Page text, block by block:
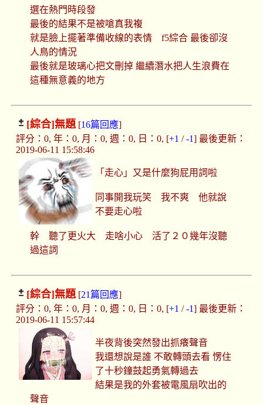
選在熱門時段發
最後的結果不是被嗆真我複
就是臉上擺著準備收線的表情 f5綜合 最後卻沒
人鳥的情況
最後就是玻璃心把文刪掉 繼續潛水把人生浪費在
這種無意義的地方
[綜合]無題[16篇回應]
評分：0, 年：0, 月：0, 週：0, 日：0, [+1 /-1] 最後更新：
2019-06-11 15:58:46
「走心」又是什麼狗屁用詞啦
同事開我玩笑 我不爽 他就說
不要走心啦
幹 聽了更火大 走啥小心 活了２０幾年沒聽
過這詞
[綜合]無題[21篇回應]
評分：0, 年：0, 月：0, 週：0, 日：0, [+1 /-1] 最後更新：
2019-06-11 15:57:44
半夜背後突然發出抓癢聲音
我還想說是誰 不敢轉頭去看 愣住
了十秒鐘鼓起勇氣轉過去
結果是我的外套被電風扇吹出的
聲音